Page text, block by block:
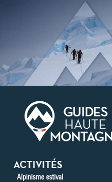
ACTIVITÉS
Alpinisme estival